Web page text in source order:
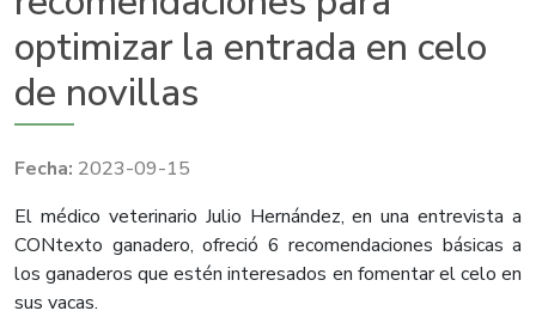
optimizar la entrada en celo
de novillas
2023-09-15
El médico veterinario Julio Hernández, en una entrevista a
CONtexto ganadero, ofreció 6 recomendaciones básicas a
los ganaderos que estén interesados en fomentar el celo en
sus vacas.